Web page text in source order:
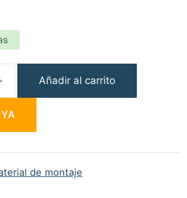
Mikado
Sleeve
20uni
Añadir al carrito
de montaje